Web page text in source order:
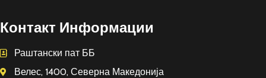
Контакт Информации
Раштански пат ББ
Велес, 1400, Северна Македонија